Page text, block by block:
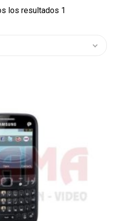
los resultados 1